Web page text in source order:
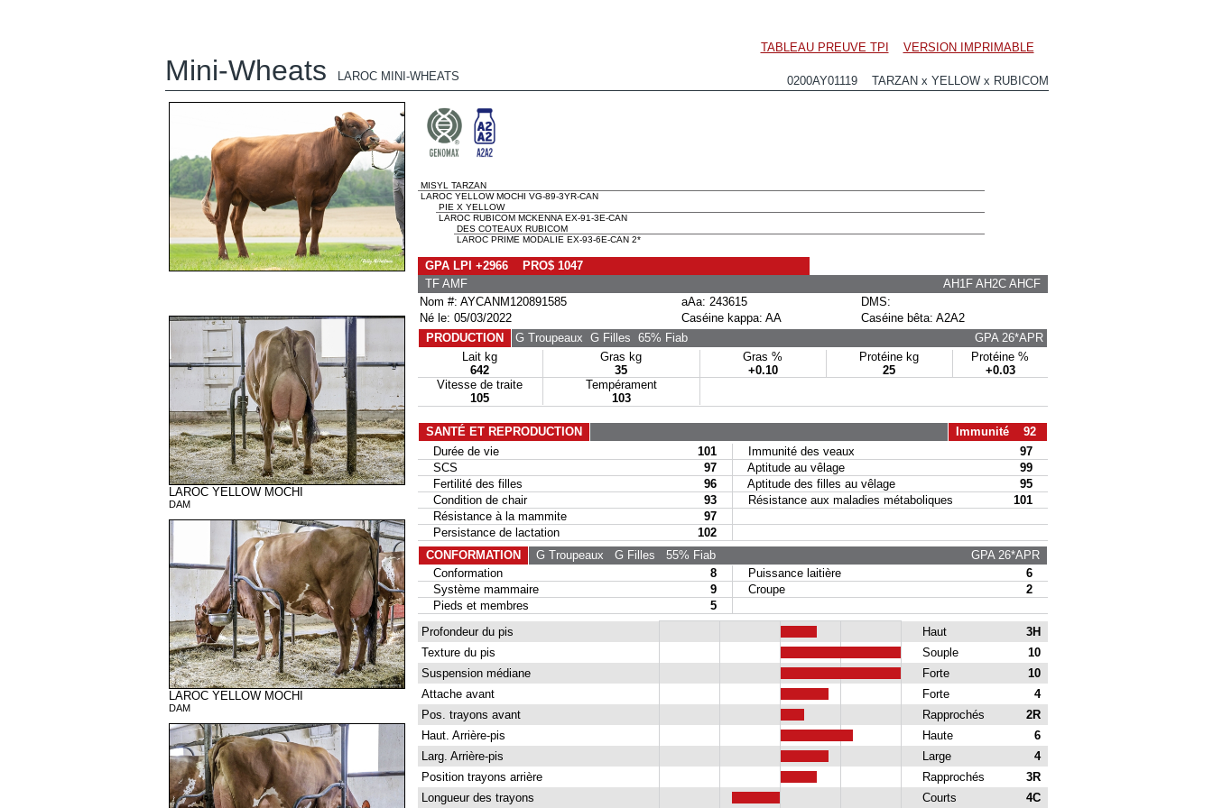
TABLEAU PREUVE TPI VERSION IMPRIMABLE
Mini-Wheats LAROC MINI-WHEATS 0200AY01119 TARZAN x YELLOW x RUBICOM
LAROC YELLOW MOCHI
DAM
LAROC YELLOW MOCHI
DAM
MISYL TARZAN
LAROC YELLOW MOCHI VG-89-3YR-CAN
PIE X YELLOW
LAROC RUBICOM MCKENNA EX-91-3E-CAN
DES COTEAUX RUBICOM
LAROC PRIME MODALIE EX-93-6E-CAN 2*
GPA LPI +2966 PRO$ 1047
TF AMF
AH1F AH2C AHCF
Nom #: AYCANM120891585
aAa: 243615
DMS:
Né le: 05/03/2022
Caséine kappa: AA
Caséine bêta: A2A2
PRODUCTION
G Troupeaux G Filles 65% Fiab
GPA 26*APR
Lait kg
642
Gras kg
35
Gras %
+0.10
Protéine kg
25
Protéine %
+0.03
Vitesse de traite
105
Tempérament
103
SANTÉ ET REPRODUCTION
Immunité 92
Durée de vie
101 Immunité des veaux
97
SCS
97 Aptitude au vêlage
99
Fertilité des filles
96 Aptitude des filles au vêlage
95
Condition de chair
93 Résistance aux maladies métaboliques
101
Résistance à la mammite
97
Persistance de lactation
102
CONFORMATION
G Troupeaux G Filles 55% Fiab
GPA 26*APR
Conformation
8 Puissance laitière
6
Système mammaire
9 Croupe
2
Pieds et membres
5
Profondeur du pis
Haut
3H
Texture du pis
Souple
10
Suspension médiane
Forte
10
Attache avant
Forte
4
Pos. trayons avant
Rapprochés
2R
Haut. Arrière-pis
Haute
6
Larg. Arrière-pis
Large
4
Position trayons arrière
Rapprochés
3R
Longueur des trayons
Courts 4C